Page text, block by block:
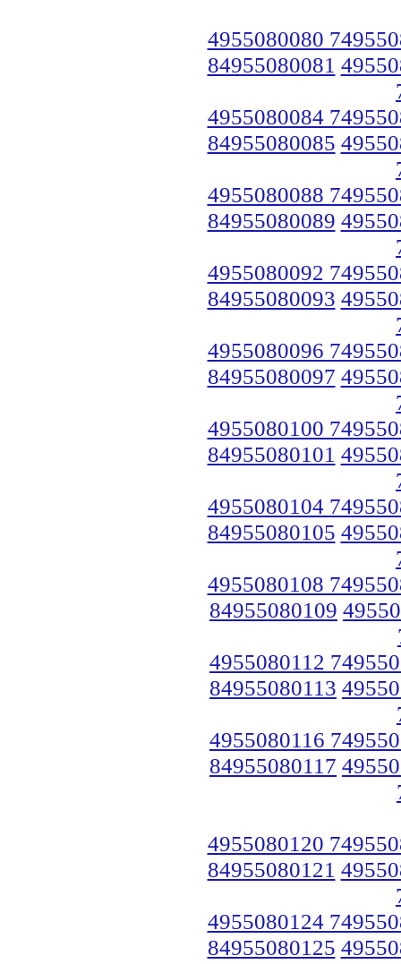
4955080080
84955080081
4955080084
84955080085
4955080088
84955080089
4955080092
84955080093
4955080096
84955080097
4955080100
84955080101
4955080104
84955080105
4955080108
84955080109
4955080112
84955080113
4955080116
84955080117
4955080120
84955080121
4955080124
84955080125